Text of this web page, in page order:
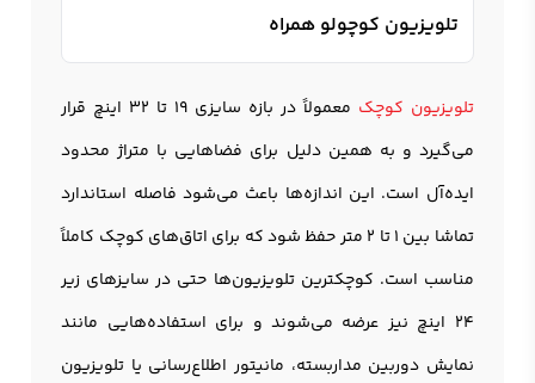
تلویزیون کوچولو همراه
تلویزیون کوچک
معمولاً در بازه سایزی 19 تا 32 اینچ قرار
می‌گیرد و به همین دلیل برای فضاهایی با متراژ محدود
ایده‌آل است. این اندازه‌ها باعث می‌شود فاصله استاندارد
تماشا بین 1 تا 2 متر حفظ شود که برای اتاق‌های کوچک کاملاً
مناسب است. کوچکترین تلویزیون‌ها حتی در سایزهای زیر
24 اینچ نیز عرضه می‌شوند و برای استفاده‌هایی مانند
نمایش دوربین مداربسته، مانیتور اطلاع‌رسانی یا تلویزیون